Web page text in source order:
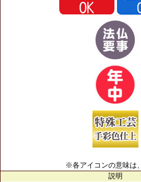
※各アイコンの意味は、
説明